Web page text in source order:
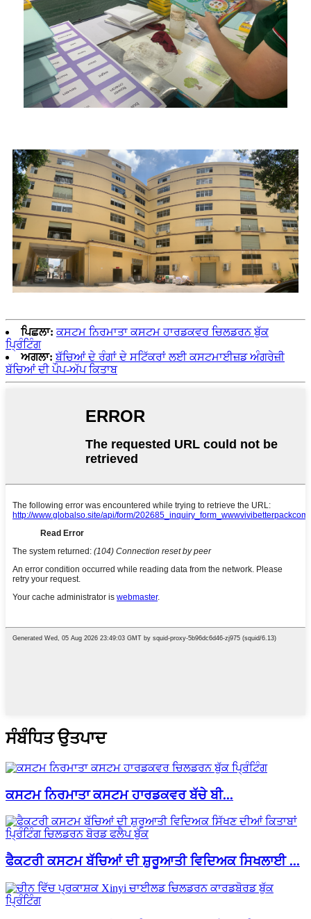
ਪਿਛਲਾ: ਕਸਟਮ ਨਿਰਮਾਤਾ ਕਸਟਮ ਹਾਰਡਕਵਰ ਚਿਲਡਰਨ ਬੁੱਕ
ਪ੍ਰਿੰਟਿੰਗ
ਅਗਲਾ: ਬੱਚਿਆਂ ਦੇ ਰੰਗਾਂ ਦੇ ਸਟਿੱਕਰਾਂ ਲਈ ਕਸਟਮਾਈਜ਼ਡ ਅੰਗਰੇਜ਼ੀ
ਬੱਚਿਆਂ ਦੀ ਪੌਪ-ਅੱਪ ਕਿਤਾਬ
ਸੰਬੰਧਿਤ ਉਤਪਾਦ
ਕਸਟਮ ਨਿਰਮਾਤਾ ਕਸਟਮ ਹਾਰਡਕਵਰ ਬੱਚੇ ਬੀ...
ਫੈਕਟਰੀ ਕਸਟਮ ਬੱਚਿਆਂ ਦੀ ਸ਼ੁਰੂਆਤੀ ਵਿਦਿਅਕ ਸਿਖਲਾਈ ...